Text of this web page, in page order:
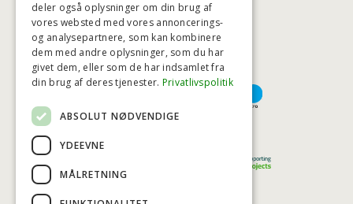
HØJESTE KREDITVÆRDIGHED
BETALINGSMULIGHEDER
deler også oplysninger om din brug af
vores websted med vores annoncerings-
og analysepartnere, som kan kombinere
dem med andre oplysninger, som du har
givet dem, eller som de har indsamlet fra
din brug af deres tjenester. Privatlivspolitik
ABSOLUT NØDVENDIGE
YDEEVNE
MÅLRETNING